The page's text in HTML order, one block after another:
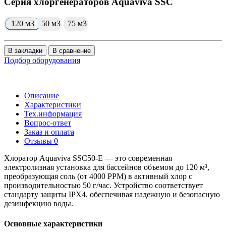
120 м3 50 м3 75 м3
В закладки В сравнение
Подбор оборудования
Описание
Характеристики
Тех.информация
Вопрос-ответ
Заказ и оплата
Отзывы 0
Хлоратор Aquaviva SSC50-E — это современная
электролизная установка для бассейнов объемом до 120 м³,
преобразующая соль (от 4000 PPM) в активный хлор с
производительностью 50 г/час. Устройство соответствует
стандарту защиты IPX4, обеспечивая надежную и безопасную
дезинфекцию воды.
Основные характеристики